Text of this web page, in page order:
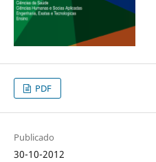
PDF
Publicado
30-10-2012